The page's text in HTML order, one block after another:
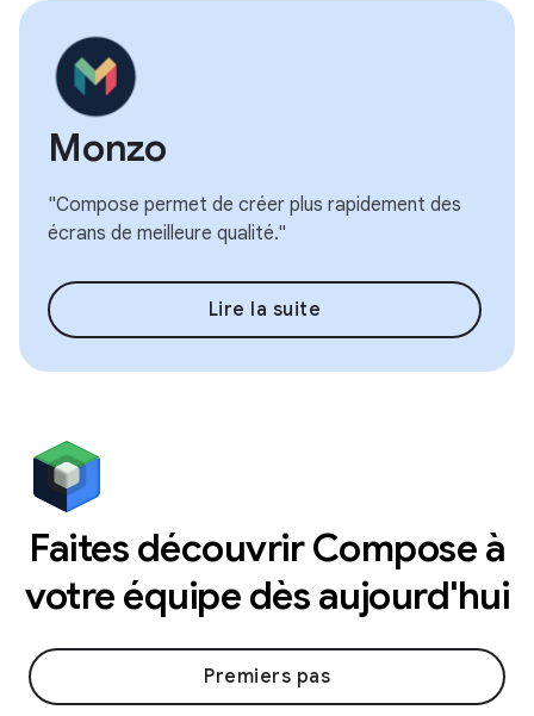
Monzo
"Compose permet de créer plus rapidement des
écrans de meilleure qualité."
Lire la suite
Faites découvrir Compose à
votre équipe dès aujourd'hui
Premiers pas